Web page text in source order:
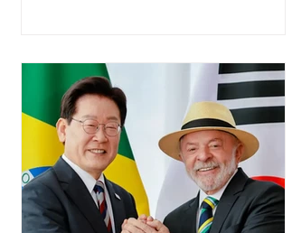
e pode ser tomado a cada dois meses. O
pedido de inclusão vai ser encaminhado
pelo Ministério da Saúde à Comissão
Nacional de Incorporação de Novas
Tecnologias no SUS (Conitec) na semana
que vem. A Conitec é um colegiado